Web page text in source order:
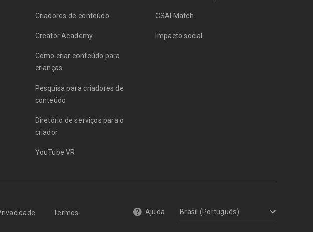
Criadores de conteúdo
Creator Academy
Como criar conteúdo para
crianças
Pesquisa para criadores de
conteúdo
Diretório de serviços para o
criador
YouTube VR
CSAI Match
Impacto social
Termos Ajuda